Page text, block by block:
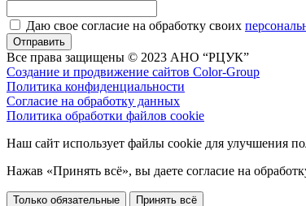
Даю свое согласие на обработку своих
Отправить
Все права защищены © 2023 АНО “РЦУК”
Создание и продвижение сайтов Color-Group
Политика конфиденциальности
Согласие на обработку данных
Политика обработки файлов cookie
Наш сайт использует файлы cookie для улучшения
Нажав «Принять всё», вы даете согласие на
Только обязательные Принять всё